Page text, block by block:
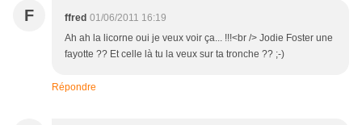
F ffred 01/06/2011 16:19
Ah ah la licorne oui je veux voir ça... !!!<br /> Jodie Foster une
fayotte ?? Et celle là tu la veux sur ta tronche ?? ;-)
Répondre